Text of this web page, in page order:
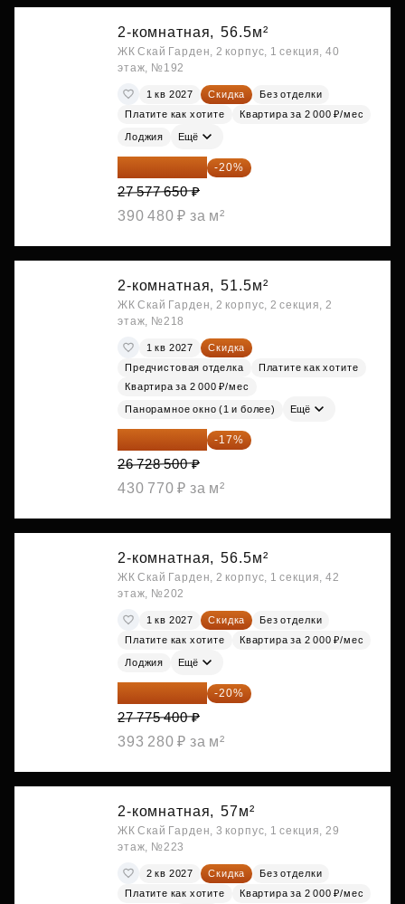
2-комнатная, 56.5м²
ЖК Скай Гарден, 2 корпус, 1 секция, 40
этаж, №192
1 кв 2027 Скидка
Без отделки
Платите как хотите
Квартира за 2 000 ₽/мес
Лоджия Ещё
22 062 120 ₽ -20%
27 577 650 ₽
390 480 ₽ за м²
2-комнатная, 51.5м²
ЖК Скай Гарден, 2 корпус, 2 секция, 2
этаж, №218
1 кв 2027
Скидка
Предчистовая отделка
Платите как хотите
Квартира за 2 000 ₽/мес
Панорамное окно (1 и более) Ещё
22 184 655 ₽ -17%
26 728 500 ₽
430 770 ₽ за м²
2-комнатная, 56.5м²
ЖК Скай Гарден, 2 корпус, 1 секция, 42
этаж, №202
1 кв 2027 Скидка
Без отделки
Платите как хотите
Квартира за 2 000 ₽/мес
Лоджия Ещё
22 220 320 ₽ -20%
27 775 400 ₽
393 280 ₽ за м²
2-комнатная, 57м²
ЖК Скай Гарден, 3 корпус, 1 секция, 29
этаж, №223
2 кв 2027 Скидка
Без отделки
Платите как хотите
Квартира за 2 000 ₽/мес